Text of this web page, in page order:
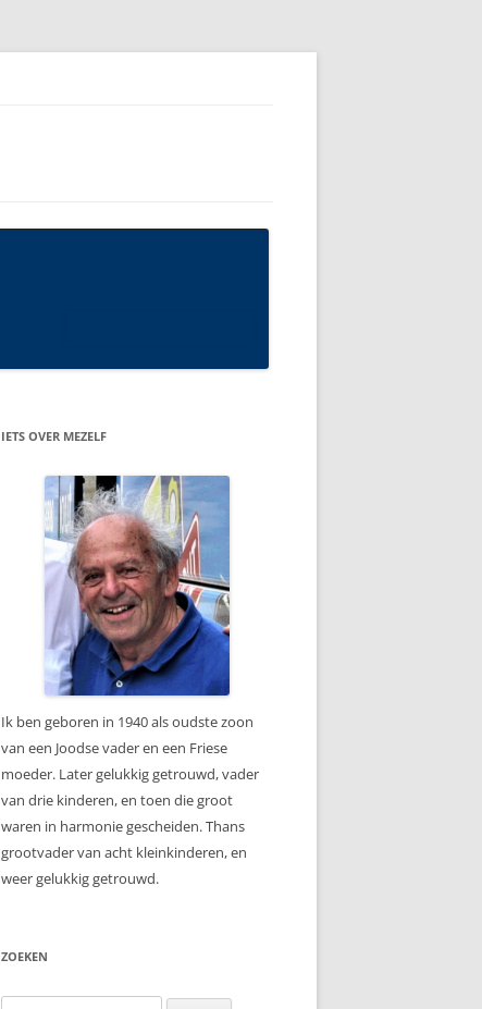
IETS OVER MEZELF
Ik ben geboren in 1940 als oudste zoon
van een Joodse vader en een Friese
moeder. Later gelukkig getrouwd, vader
van drie kinderen, en toen die groot
waren in harmonie gescheiden. Thans
grootvader van acht kleinkinderen, en
weer gelukkig getrouwd.
ZOEKEN